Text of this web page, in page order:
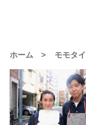
ホーム > モモタイ